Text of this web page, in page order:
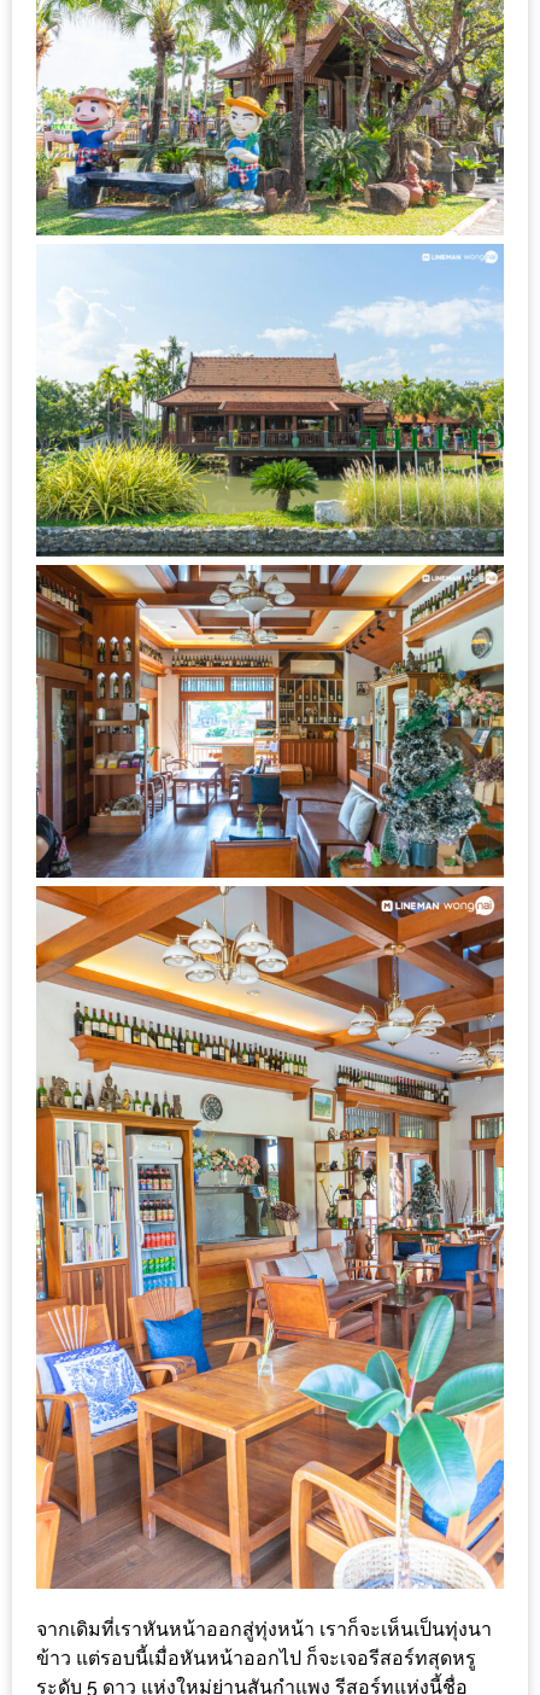
บาร์บีคิว
เหนือ
กับ
สลัด
หนุ่ม
บ้านนา
เมนู
ANNA
FARM
ที่
เอาชนะ
ใจ
กรรมการ
จาก
THE
DISH
EVENT
ที่
ต้อง
ห้าม
พลาด
สำหรับ
ฤดู
หนาว
นี้
กับ
PING
FAI
FESTIVAL
2
–
ช็อป
ฟิน
กิน
เพลิน
HFG
E-
NEWS
GAME
(SABAI
SEAFOOD)
HOMEPRO
2017
เชียงใหม่
จากเดิมที่เราหันหน้าออกสู่ทุ่งหน้า เราก็จะเห็นเป็นทุ่งนา
ข้าว แต่รอบนี้เมื่อหันหน้าออกไป ก็จะเจอรีสอร์ทสุดหรู
ระดับ 5 ดาว แห่งใหม่ย่านสันกำแพง รีสอร์ทแห่งนี้ชื่อ